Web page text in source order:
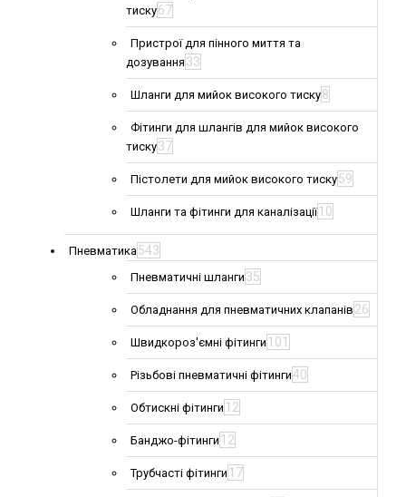
тиску67
Пристрої для пінного миття та
дозування 33
Шланги для мийок високого тиску8
Фітинги для шлангів для мийок високого
тиску37
Пістолети для мийок високого тиску59
Шланги та фітинги для каналізації 10
Пневматика543
Пневматичні шланги 35
Обладнання для пневматичних клапанів 26
Швидкороз'ємні фітинги 101
Різьбові пневматичні фітинги40
Обтискні фітинги 12
Банджо-фітинги 12
Трубчасті фітинги 17